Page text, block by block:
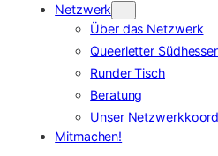
Netzwerk
Über das Netzwerk
Queerletter
Runder Tisch
Beratung
Unser
Mitmachen!